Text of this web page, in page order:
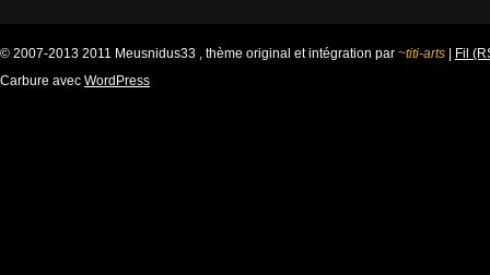
© 2007-2013 2011 Meusnidus33 , thème original et intégration par ~titi-arts | Fil
Carbure avec WordPress